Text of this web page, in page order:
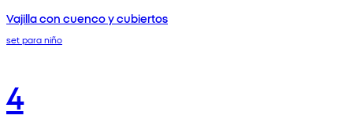
Vajilla con cuenco y cubiertos
set para niño
4